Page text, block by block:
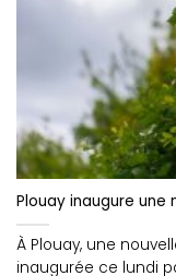
Plouay inaugure une
À Plouay, une
inaugurée ce lundi